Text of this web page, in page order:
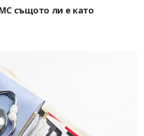
същото ли е като